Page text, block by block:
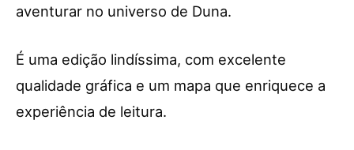
aventurar no universo de Duna.
É uma edição lindíssima, com excelente
qualidade gráfica e um mapa que enriquece a
experiência de leitura.